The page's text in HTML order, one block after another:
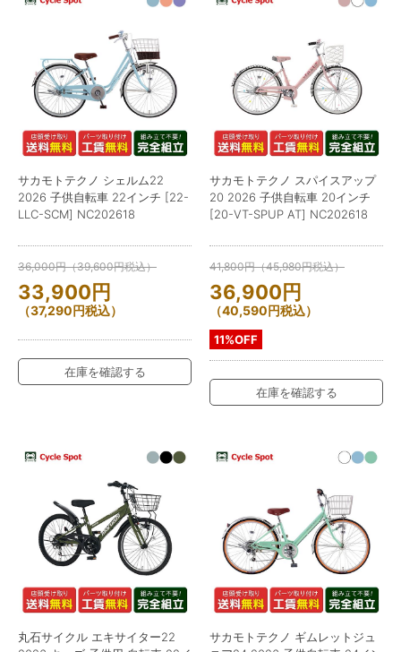
サカモトテクノ シェルム22
2026 子供自転車 22インチ [22-
LLC-SCM] NC202618
36,000円（39,600円税込）
33,900円
（37,290円税込）
在庫を確認する
サカモトテクノ スパイスアップ
20 2026 子供自転車 20インチ
[20-VT-SPUP AT] NC202618
41,800円（45,980円税込）
36,900円
（40,590円税込）
11%OFF
在庫を確認する
丸石サイクル エキサイター22
サカモトテクノ ギムレットジュ